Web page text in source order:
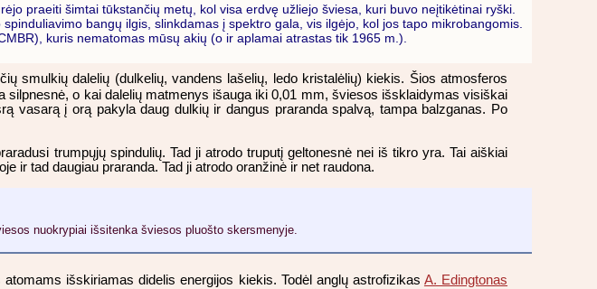
praeiti šimtai tūkstančių metų, kol visa erdvę užliejo šviesa, kuri buvo neįtikėtinai ryški.
bangų ilgis, slinkdamas į spektro gala, vis ilgėjo, kol jos tapo mikrobangomis.
kuris nematomas mūsų akių (o ir aplamai atrastas tik 1965 m.).
smulkių dalelių (dulkelių, vandens lašelių, ledo kristalėlių) kiekis. Šios atmosferos
o kai dalelių matmenys išauga iki 0,01 mm, šviesos išsklaidymas visiškai
vasarą į orą pakyla daug dulkių ir dangus praranda spalvą, tampa balzganas. Po
trumpųjų spindulių. Tad ji atrodo truputį geltonesnė nei iš tikro yra. Tai aiškiai
ir tad daugiau praranda. Tad ji atrodo oranžinė ir net raudona.
nuokrypiai išsitenka šviesos pluošto skersmenyje.
išskiriamas didelis energijos kiekis. Todėl anglų astrofizikas A. Edingtonas